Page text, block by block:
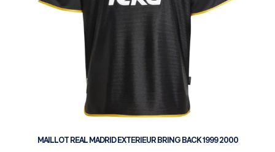
MAILLOT REAL MADRID EXTERIEUR BRING BACK 1999 2000